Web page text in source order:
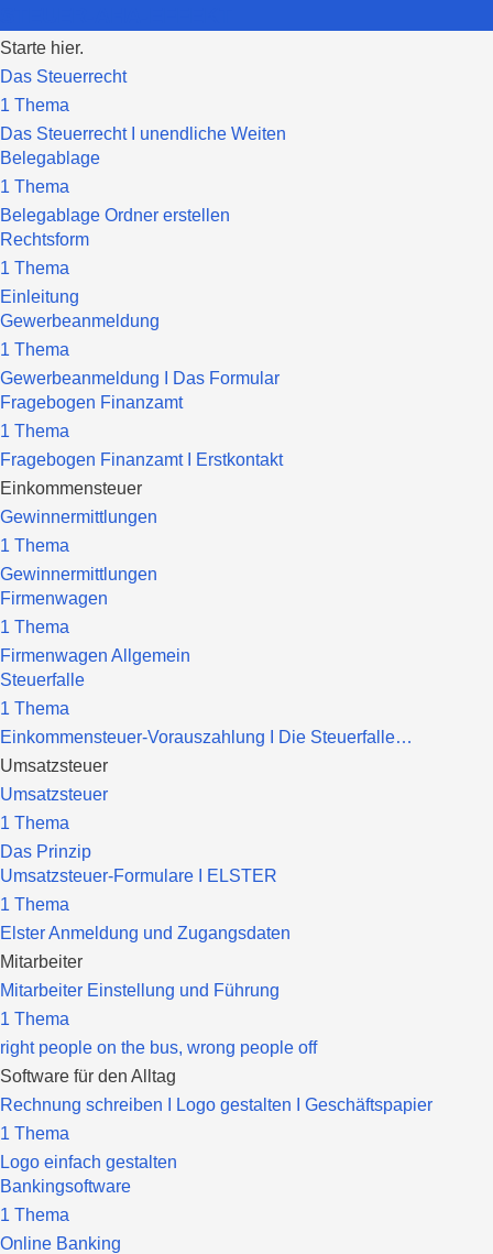
Starte hier.
Das Steuerrecht
1 Thema
Das Steuerrecht I unendliche Weiten
Belegablage
1 Thema
Belegablage Ordner erstellen
Rechtsform
1 Thema
Einleitung
Gewerbeanmeldung
1 Thema
Gewerbeanmeldung I Das Formular
Fragebogen Finanzamt
1 Thema
Fragebogen Finanzamt I Erstkontakt
Einkommensteuer
Gewinnermittlungen
1 Thema
Gewinnermittlungen
Firmenwagen
1 Thema
Firmenwagen Allgemein
Steuerfalle
1 Thema
Einkommensteuer-Vorauszahlung I Die Steuerfalle…
Umsatzsteuer
Umsatzsteuer
1 Thema
Das Prinzip
Umsatzsteuer-Formulare I ELSTER
1 Thema
Elster Anmeldung und Zugangsdaten
Mitarbeiter
Mitarbeiter Einstellung und Führung
1 Thema
right people on the bus, wrong people off
Software für den Alltag
Rechnung schreiben I Logo gestalten I Geschäftspapier
1 Thema
Logo einfach gestalten
Bankingsoftware
1 Thema
Online Banking